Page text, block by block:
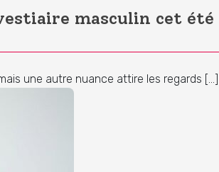
masculin cet
une autre nuance attire les regards […]